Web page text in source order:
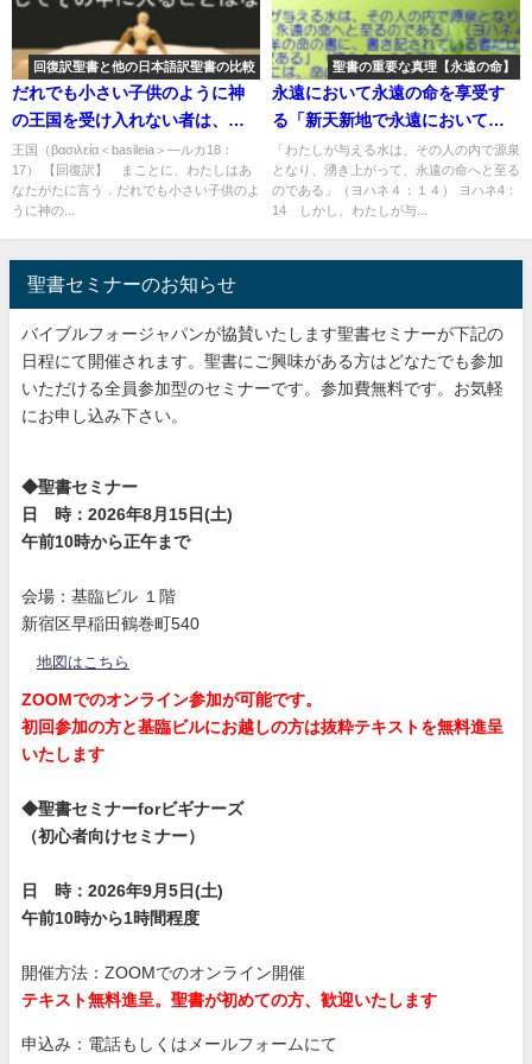
回復訳聖書と他の日本語訳聖書の比較
だれでも小さい子供のように神
の王国を受け入れない者は、決
してその中に入ることはない：
回復訳聖書と他の日本語訳との
比較(99)
王国（βασιλεία＜basileia＞―ルカ18：
17） 【回復訳】 まことに、わたしはあ
なたがたに言う．だれでも小さい子供のよ
うに神の...
聖書の重要な真理【永遠の命】
永遠において永遠の命を享受す
る「新天新地で永遠において永
遠の命を享受することは、神の
救いの完全な享受であり、それ
は救われた者がみな、永遠にお
書の重要な真理【永遠の命】(９)
「わたしが与える水は、その人の内で源泉
となり、湧き上がって、永遠の命へと至る
のである」（ヨハネ４：１４） ヨハネ4：
14 しかし、わたしが与...
聖書セミナーのお知らせ
バイブルフォージャパンが協賛いたします聖書セミナーが下記の
日程にて開催されます。聖書にご興味がある方はどなたでも参加
いただける全員参加型のセミナーです。参加費無料です。お気軽
にお申し込み下さい。
◆聖書セミナー
日 時：2026年8月15日(土)
午前10時から正午まで
会場：基臨ビル １階
新宿区早稲田鶴巻町540
地図はこちら
ZOOMでのオンライン参加が可能です。
初回参加の方と基臨ビルにお越しの方は抜粋テキストを無料進呈
いたします
◆聖書セミナーforビギナーズ
（初心者向けセミナー）
日 時：2026年9月5日(土)
午前10時から1時間程度
開催方法：ZOOMでのオンライン開催
テキスト無料進呈。聖書が初めての方、歓迎いたします
申込み：電話もしくはメールフォームにて